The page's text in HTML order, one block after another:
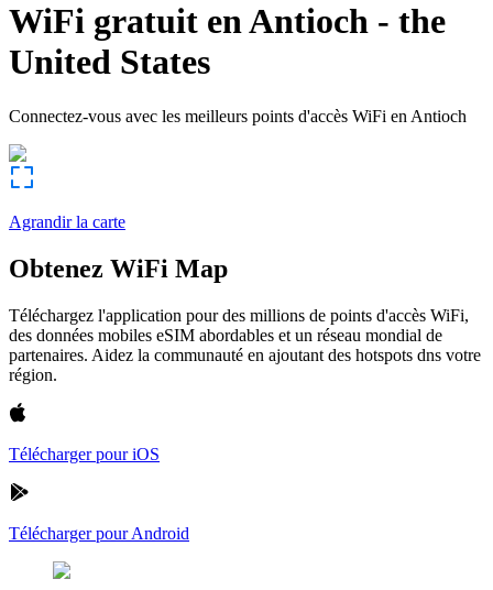
WiFi gratuit enAntioch - the
United States
Connectez-vous avec les meilleurs points d'accès WiFi en Antioch
Agrandir la carte
Obtenez WiFi Map
Téléchargez l'application pour des millions de points d'accès WiFi,
des données mobiles eSIM abordables et un réseau mondial de
partenaires. Aidez la communauté en ajoutant des hotspots dns votre
région.
Télécharger pour iOS
Télécharger pour Android